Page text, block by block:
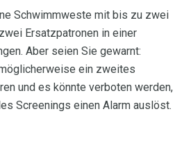
Schwimmweste mit bis zu zwei
Ersatzpatronen in einer
Aber seien Sie gewarnt:
ein zweites
und es könnte verboten werden,
Screenings einen Alarm auslöst.